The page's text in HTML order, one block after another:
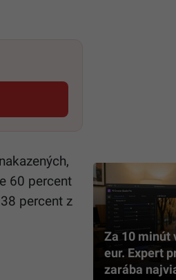
60 percent
percent z
Za 10 minút
eur. Expert
zarába